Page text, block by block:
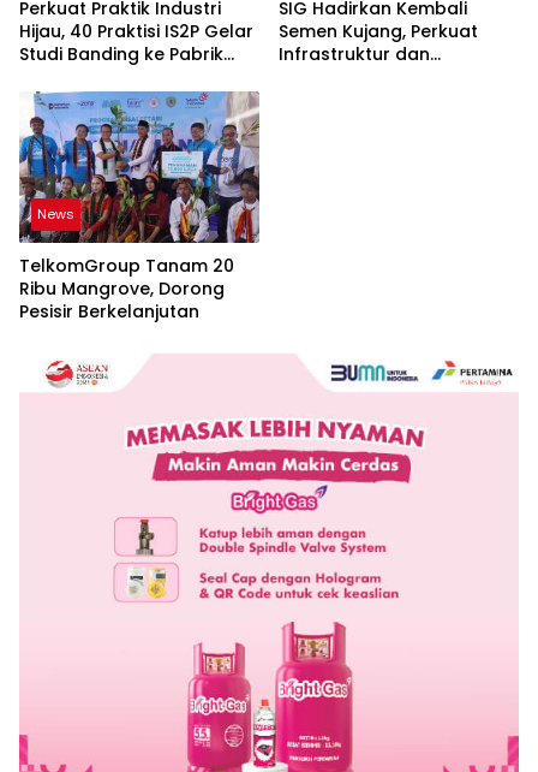
Perkuat Praktik Industri
Hijau, 40 Praktisi IS2P Gelar
Studi Banding ke Pabrik
SIG Hadirkan Kembali
Semen Kujang, Perkuat
Infrastruktur dan
News
TelkomGroup Tanam 20
Ribu Mangrove, Dorong
Pesisir Berkelanjutan